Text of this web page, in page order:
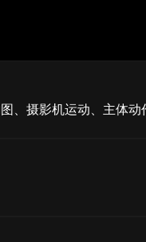
摄影机运动、主体